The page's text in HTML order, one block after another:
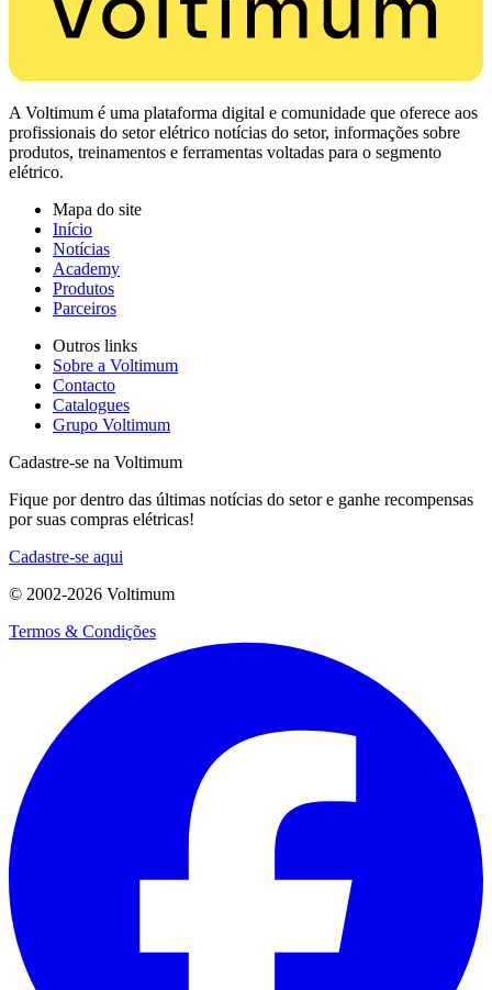
A Voltimum é uma plataforma digital e comunidade que oferece aos
profissionais do setor elétrico notícias do setor, informações sobre
produtos, treinamentos e ferramentas voltadas para o segmento
elétrico.
Mapa do site
Início
Notícias
Academy
Produtos
Parceiros
Outros links
Sobre a Voltimum
Contacto
Catalogues
Grupo Voltimum
Cadastre-se na Voltimum
Fique por dentro das últimas notícias do setor e ganhe recompensas
por suas compras elétricas!
Cadastre-se aqui
© 2002-2026 Voltimum
Termos & Condições